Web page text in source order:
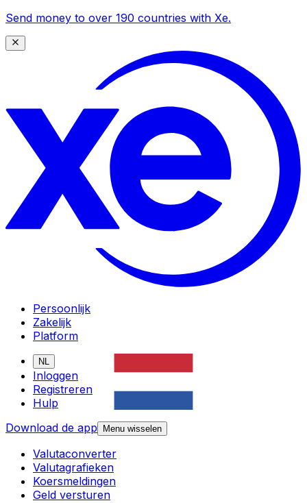
Send money to over 190 countries with Xe.
Persoonlijk
Zakelijk
Platform
NL
Inloggen
Registreren
Hulp
Download de app
Menu wisselen
Valutaconverter
Valutagrafieken
Koersmeldingen
Geld versturen